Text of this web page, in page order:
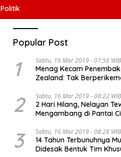
Politik
Popular Post
1 Sabtu, 16 Mar 2019 - 07:56 WIB
Menag Kecam
Zealand: Tak
2 Sabtu, 16 Mar 2019 - 08:22 WIB
2 Hari Hilang, Nelayan
Mengambang di Pantai
3 Sabtu, 16 Mar 2019 - 08:28 WIB
14 Tahun Terbunuhnya
Didesak Bentuk Tim